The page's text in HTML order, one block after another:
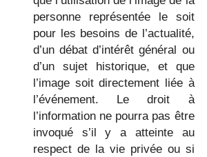
personne représentée le soit
pour les besoins de l’actualité,
d’un débat d’intérêt général ou
d’un sujet historique, et que
l’image soit directement liée à
l’événement. Le droit à
l’information ne pourra pas être
invoqué s’il y a atteinte au
respect de la vie privée ou si